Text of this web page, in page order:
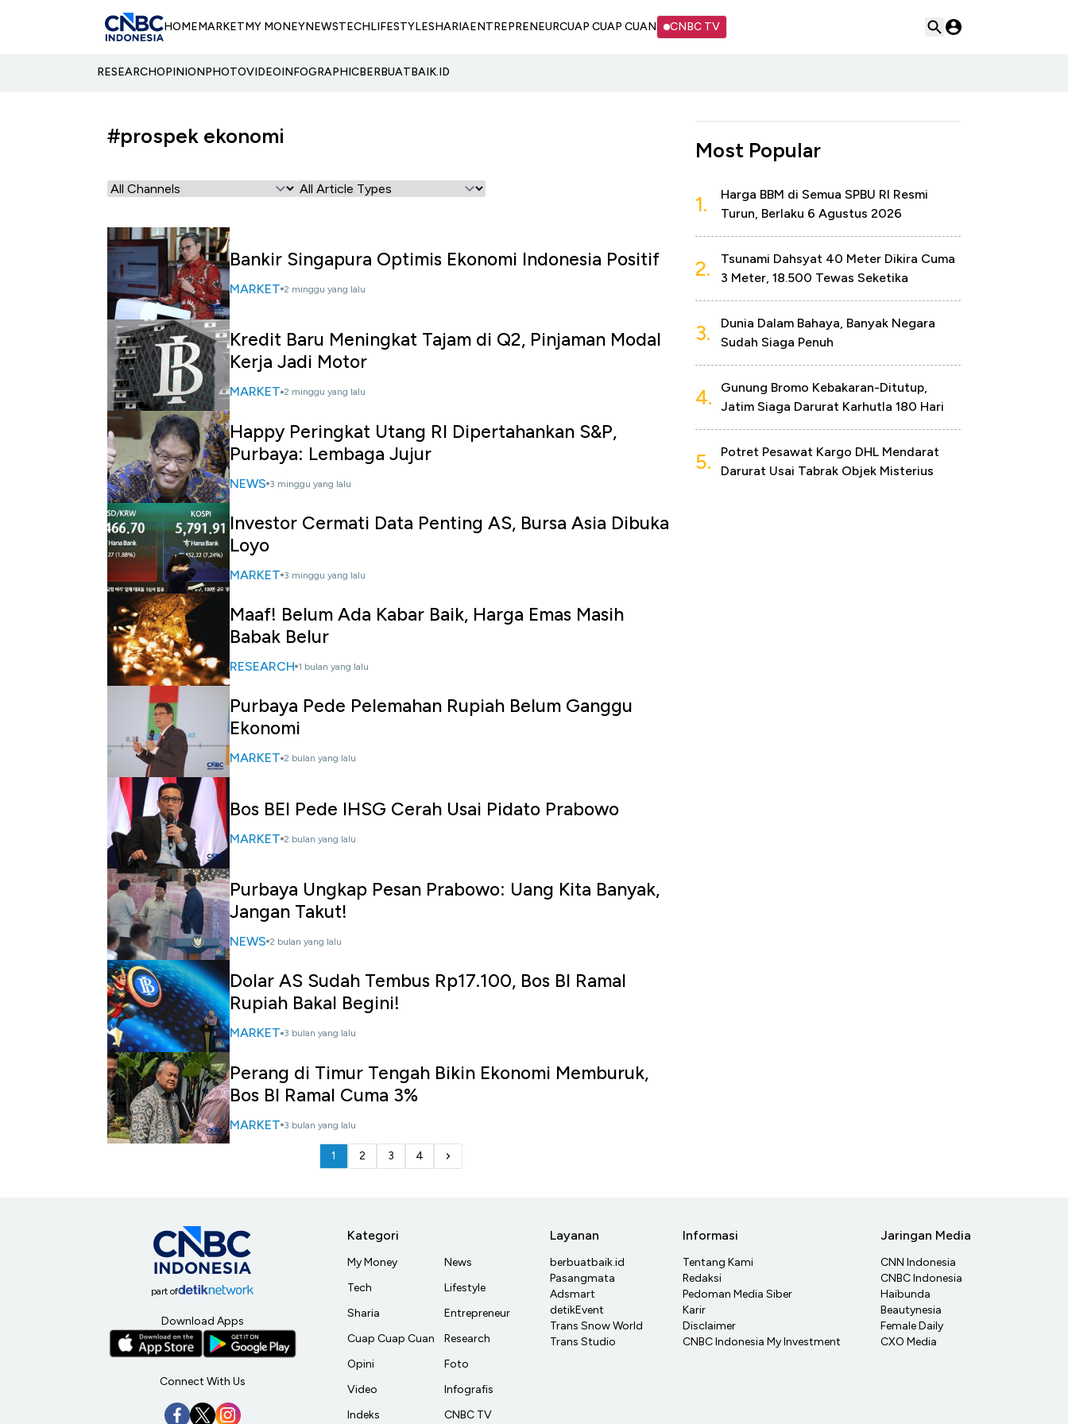
HOMEMARKETMY MONEYNEWSTECHLIFESTYLESHARIAENTREPRENEURCUAP CUAP CUAN CNBC TV
RESEARCHOPINIONPHOTOVIDEOINFOGRAPHICBERBUATBAIK.ID
#prospek ekonomi
Bankir Singapura Optimis Ekonomi Indonesia Positif
MARKET 2 minggu yang lalu
Kredit Baru Meningkat Tajam di Q2, Pinjaman Modal
Kerja Jadi Motor
MARKET 2 minggu yang lalu
Happy Peringkat Utang RI Dipertahankan S&P,
Purbaya: Lembaga Jujur
NEWS 3 minggu yang lalu
Investor Cermati Data Penting AS, Bursa Asia Dibuka
Loyo
MARKET 3 minggu yang lalu
Maaf! Belum Ada Kabar Baik, Harga Emas Masih
Babak Belur
RESEARCH 1 bulan yang lalu
Purbaya Pede Pelemahan Rupiah Belum Ganggu
Ekonomi
MARKET 2 bulan yang lalu
Bos BEI Pede IHSG Cerah Usai Pidato Prabowo
MARKET 2 bulan yang lalu
Purbaya Ungkap Pesan Prabowo: Uang Kita Banyak,
Jangan Takut!
NEWS 2 bulan yang lalu
Dolar AS Sudah Tembus Rp17.100, Bos BI Ramal
Rupiah Bakal Begini!
MARKET 3 bulan yang lalu
Perang di Timur Tengah Bikin Ekonomi Memburuk,
Bos BI Ramal Cuma 3%
MARKET 3 bulan yang lalu
1 2 3 4
Most Popular
1.
Harga BBM di Semua SPBU RI Resmi
Turun, Berlaku 6 Agustus 2026
2.
Tsunami Dahsyat 40 Meter Dikira Cuma
3 Meter, 18.500 Tewas Seketika
3.
Dunia Dalam Bahaya, Banyak Negara
Sudah Siaga Penuh
4.
Gunung Bromo Kebakaran-Ditutup,
Jatim Siaga Darurat Karhutla 180 Hari
5.
Potret Pesawat Kargo DHL Mendarat
Darurat Usai Tabrak Objek Misterius
part of
Download Apps
Connect With Us
Kategori
My Money
Tech
Sharia
Cuap Cuap Cuan
Opini
Video
Indeks
News
Lifestyle
Entrepreneur
Research
Foto
Infografis
CNBC TV
Layanan
berbuatbaik.id
Pasangmata
Adsmart
detikEvent
Trans Snow World
Trans Studio
Informasi
Tentang Kami
Redaksi
Pedoman Media Siber
Karir
Disclaimer
CNBC Indonesia My Investment
Jaringan Media
CNN Indonesia
CNBC Indonesia
Haibunda
Beautynesia
Female Daily
CXO Media